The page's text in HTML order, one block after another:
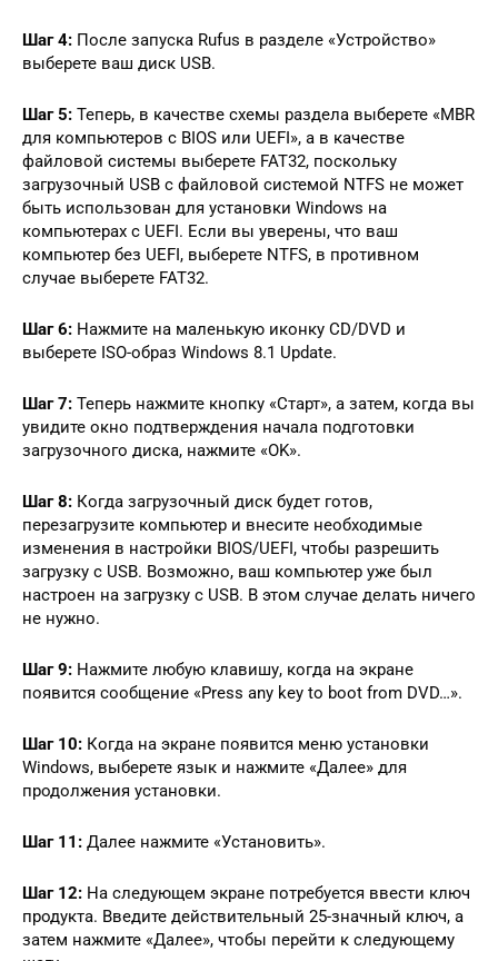
Шаг 4: После запуска Rufus в разделе «Устройство»
выберете ваш диск USB.
Шаг 5: Теперь, в качестве схемы раздела выберете «MBR
для компьютеров с BIOS или UEFI», а в качестве
файловой системы выберете FAT32, поскольку
загрузочный USB с файловой системой NTFS не может
быть использован для установки Windows на
компьютерах с UEFI. Если вы уверены, что ваш
компьютер без UEFI, выберете NTFS, в противном
случае выберете FAT32.
Шаг 6: Нажмите на маленькую иконку CD/DVD и
выберете ISO-образ Windows 8.1 Update.
Шаг 7: Теперь нажмите кнопку «Старт», а затем, когда вы
увидите окно подтверждения начала подготовки
загрузочного диска, нажмите «OK».
Шаг 8: Когда загрузочный диск будет готов,
перезагрузите компьютер и внесите необходимые
изменения в настройки BIOS/UEFI, чтобы разрешить
загрузку с USB. Возможно, ваш компьютер уже был
настроен на загрузку с USB. В этом случае делать ничего
не нужно.
Шаг 9: Нажмите любую клавишу, когда на экране
появится сообщение «Press any key to boot from DVD…».
Шаг 10: Когда на экране появится меню установки
Windows, выберете язык и нажмите «Далее» для
продолжения установки.
Шаг 11: Далее нажмите «Установить».
Шаг 12: На следующем экране потребуется ввести ключ
продукта. Введите действительный 25-значный ключ, а
затем нажмите «Далее», чтобы перейти к следующему